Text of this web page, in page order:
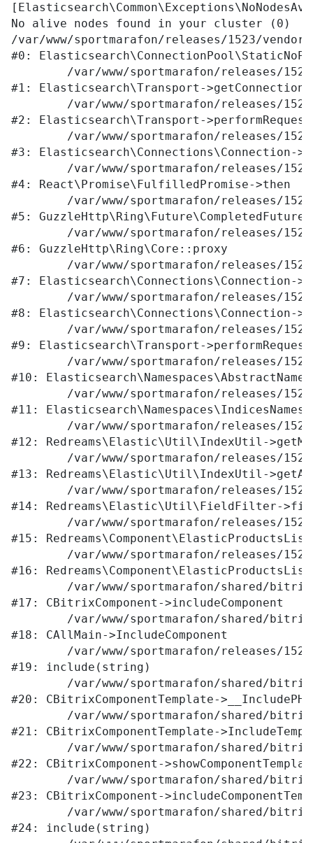
No alive nodes found in your cluster (0)
/var/www/sportmarafon/releases/1523/
#0:
#1: Elasticsearch\Transport->getConnection
#2: Elasticsearch\Transport->performRequest
#3: Elasticsearch\Connections\Connection-
#4: React\Promise\FulfilledPromise->then
#5:
#6: GuzzleHttp\Ring\Core::proxy
#7: Elasticsearch\Connections\Connection-
#8: Elasticsearch\Connections\Connection-
#9: Elasticsearch\Transport->performRequest
#10:
#11:
#12: Redreams\Elastic\Util\IndexUtil-
#13: Redreams\Elastic\Util\IndexUtil-
#14: Redreams\Elastic\Util\FieldFilter-
#15:
#16:
#17: CBitrixComponent->includeComponent
#18: CAllMain->IncludeComponent
#19: include(string)
#20: CBitrixComponentTemplate-
#21: CBitrixComponentTemplate-
#22: CBitrixComponent-
#23: CBitrixComponent-
#24: include(string)